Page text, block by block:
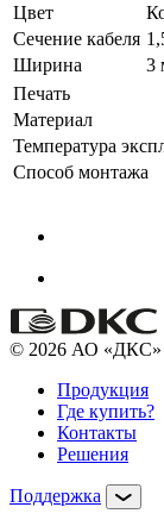
Цвет
Сечение кабеля
Ширина
3
Печать
Материал
Температура
Способ монтажа
© 2026 АО «ДКС»
Продукция
Где купить?
Контакты
Решения
Поддержка